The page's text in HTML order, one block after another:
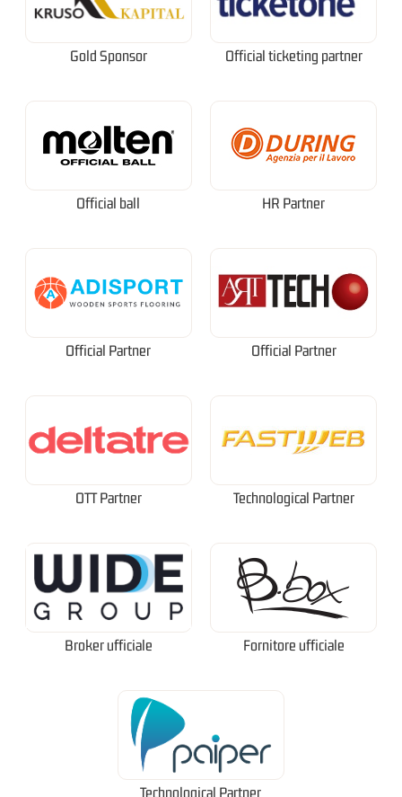
Gold Sponsor Official ticketing partner
Official ball HR Partner
Official Partner Official Partner
OTT Partner Technological Partner
Broker ufficiale Fornitore ufficiale
Technological Partner